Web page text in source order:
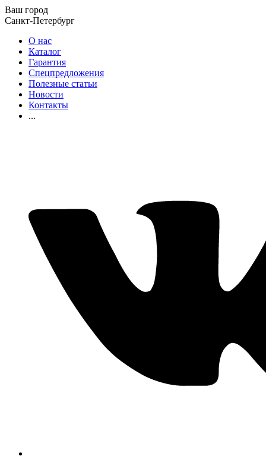
Ваш город
Санкт-Петербург
О нас
Каталог
Гарантия
Спецпредложения
Полезные статьи
Новости
Контакты
...